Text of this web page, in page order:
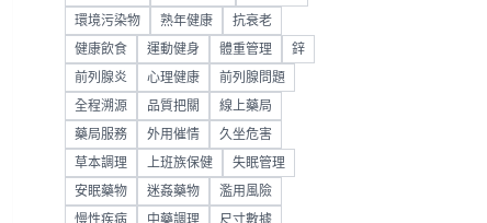
環境污染物 熟年健康 抗衰老
健康飲食 運動健身 體重管理 鋅
前列腺炎 心理健康 前列腺問題
全程溯源 品質把關 線上藥局
藥局服務 外用催情 久坐危害
草本調理 上班族保健 失眠管理
安眠藥物 迷姦藥物 濫用風險
慢性疾病 中藥調理 尺寸數據